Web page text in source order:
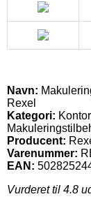
Navn:
Rexel
Kategori:
Producent:
Varenummer:
EAN:
Vurderet til 4.8